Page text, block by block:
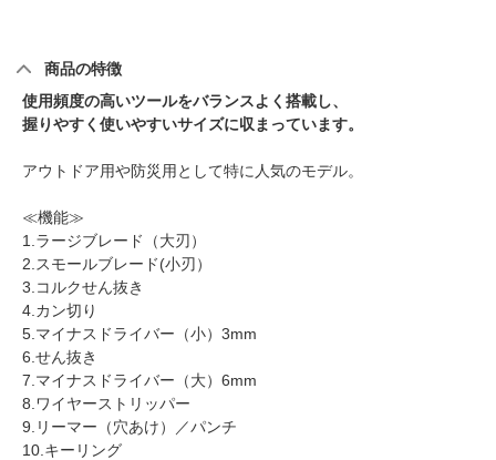
商品の特徴
使用頻度の高いツールをバランスよく搭載し、
握りやすく使いやすいサイズに収まっています。
アウトドア用や防災用として特に人気のモデル。
≪機能≫
1.ラージブレード（大刃）
2.スモールブレード(小刃）
3.コルクせん抜き
4.カン切り
5.マイナスドライバー（小）3mm
6.せん抜き
7.マイナスドライバー（大）6mm
8.ワイヤーストリッパー
9.リーマー（穴あけ）／パンチ
10.キーリング